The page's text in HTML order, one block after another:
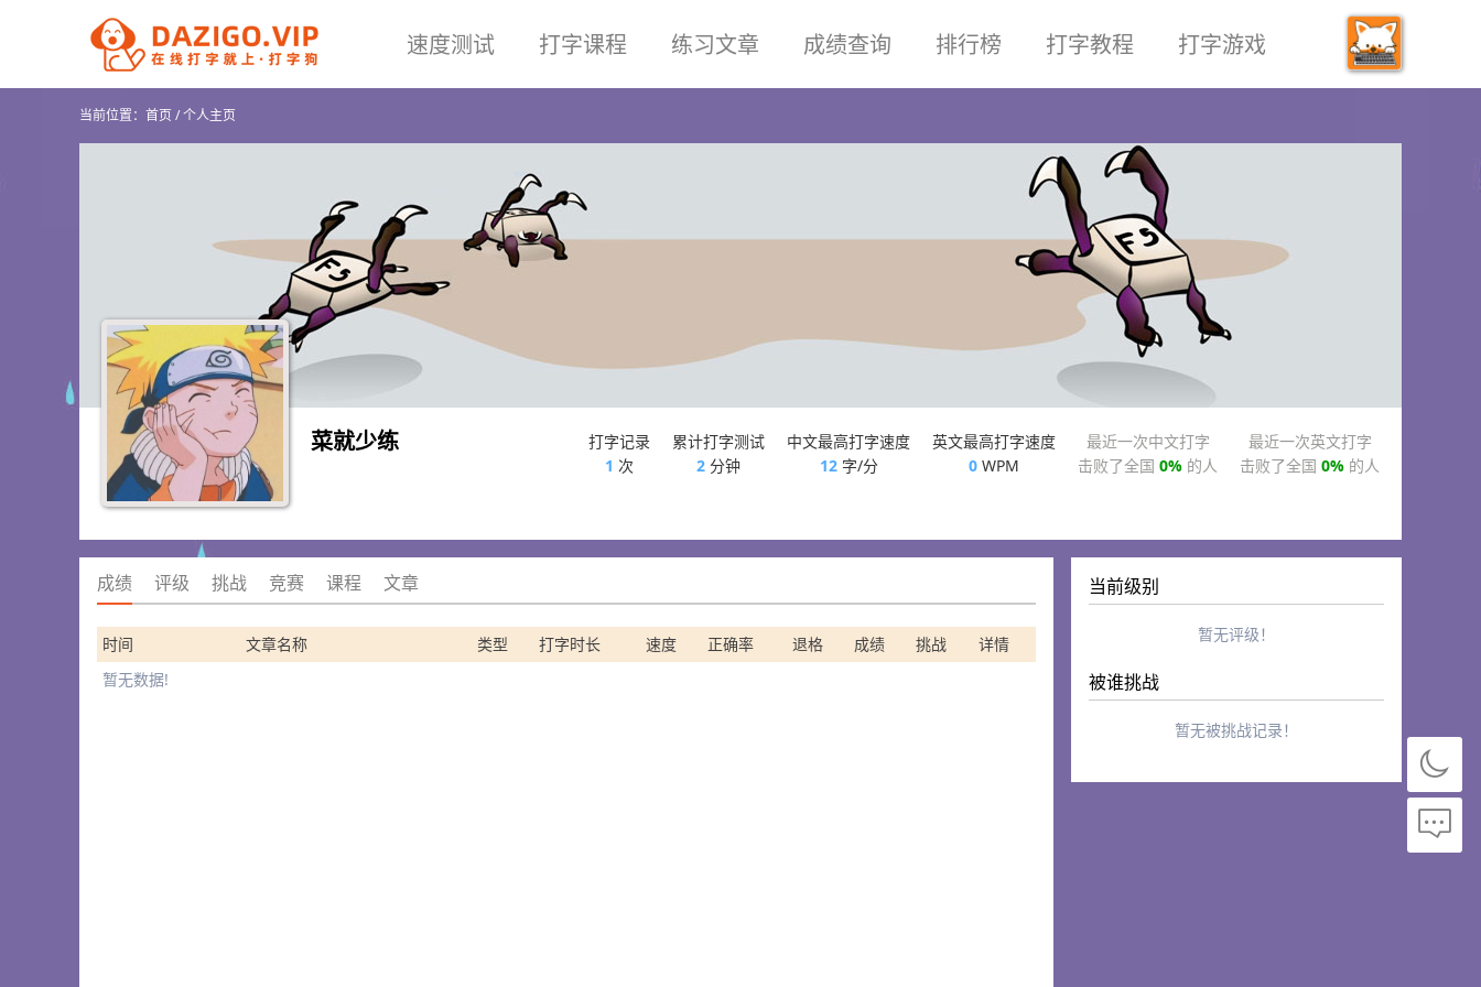
速度测试 打字课程 练习文章 成绩查询 排行榜 打字教程 打字游戏
当前位置： 首页/个人主页
菜就少练
打字记录
1 次
累计打字测试
2 分钟
中文最高打字速度
12字/分
英文最高打字速度
0 WPM
最近一次中文打字
击败了全国 0% 的人
最近一次英文打字
击败了全国 0% 的人
成绩 评级 挑战 竞赛 课程 文章
时间 文章名称 类型 打字时长 速度 正确率 退格 成绩 挑战
详情
暂无数据!
当前级别
暂无评级！
被谁挑战
暂无被挑战记录！